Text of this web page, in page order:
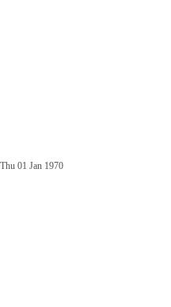
Thu 01 Jan 1970